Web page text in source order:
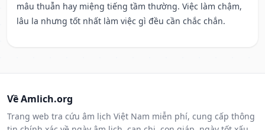
mâu thuẫn hay miệng tiếng tầm thường. Việc làm chậm,
lâu la nhưng tốt nhất làm việc gì đều cần chắc chắn.
Về Amlich.org
Trang web tra cứu âm lịch Việt Nam miễn phí, cung cấp thông